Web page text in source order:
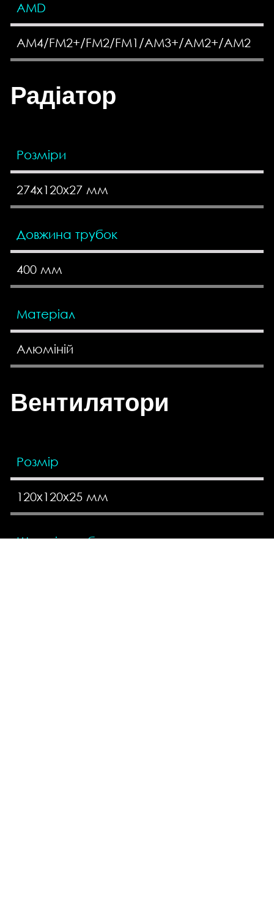
AMD
AM4/FM2+/FM2/FM1/AM3+/AM2+/AM2
Радіатор
Розміри
274x120x27 мм
Довжина трубок
400 мм
Матеріал
Алюміній
Вентилятори
Розмір
120x120x25 мм
Швидкість обертання